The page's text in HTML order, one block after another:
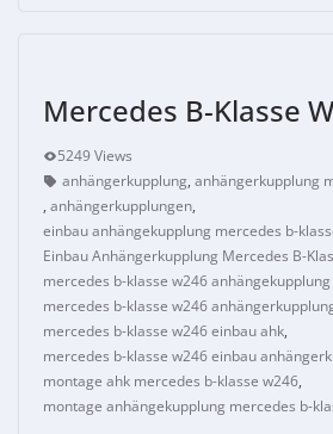
Mercedes B-Klasse
5249 Views
anhängerkupplung, anhängerkupplung
, anhängerkupplungen,
einbau anhängekupplung mercedes b-
Einbau Anhängerkupplung Mercedes B-
mercedes b-klasse w246
mercedes b-klasse w246
mercedes b-klasse w246 einbau ahk,
mercedes b-klasse w246 einbau
montage ahk mercedes b-klasse w246,
montage anhängekupplung mercedes b-